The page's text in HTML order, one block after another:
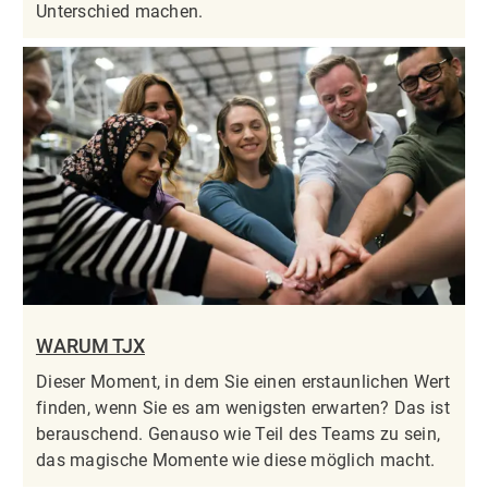
Unterschied machen.
WARUM TJX
Dieser Moment, in dem Sie einen erstaunlichen Wert
finden, wenn Sie es am wenigsten erwarten? Das ist
berauschend. Genauso wie Teil des Teams zu sein,
das magische Momente wie diese möglich macht.